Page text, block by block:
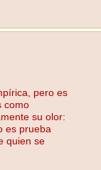
pero es
como
su olor:
es prueba
quien se